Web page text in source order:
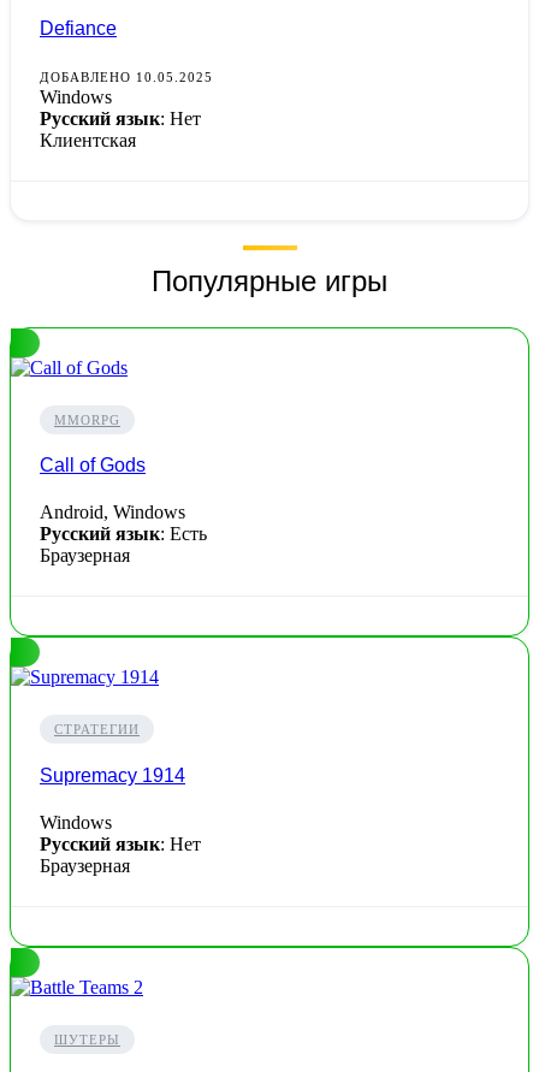
Defiance
ДОБАВЛЕНО 10.05.2025
Windows
Русский язык: Нет
Клиентская
Популярные игры
MMORPG
Call of Gods
Android, Windows
Русский язык: Есть
Браузерная
СТРАТЕГИИ
Supremacy 1914
Windows
Русский язык: Нет
Браузерная
ШУТЕРЫ